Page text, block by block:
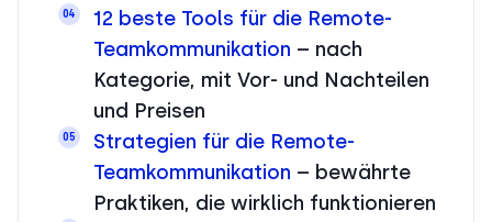
04
12 beste Tools für die Remote-
Teamkommunikation – nach
Kategorie, mit Vor- und Nachteilen
und Preisen
05
Strategien für die Remote-
Teamkommunikation – bewährte
Praktiken, die wirklich funktionieren